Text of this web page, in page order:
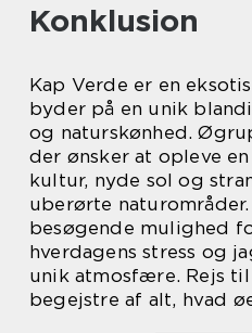
Konklusion
Kap Verde er en
byder på en unik
og naturskønhed.
der ønsker at opleve
kultur, nyde sol og
uberørte
besøgende mulighed
hverdagens stress og
unik atmosfære. Rejs
begejstre af alt, hvad